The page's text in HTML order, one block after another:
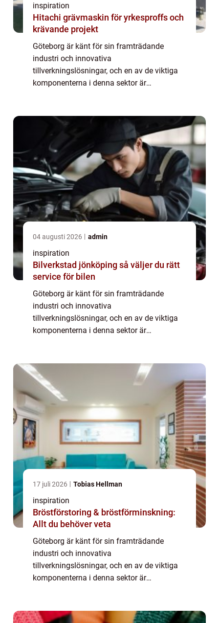
inspiration
Hitachi grävmaskin för yrkesproffs och
krävande projekt
Göteborg är känt för sin framträdande
industri och innovativa
tillverkningslösningar, och en av de viktiga
komponenterna i denna sektor är
04 augusti 2026 admin
inspiration
Bilverkstad jönköping så väljer du rätt
service för bilen
Göteborg är känt för sin framträdande
industri och innovativa
tillverkningslösningar, och en av de viktiga
komponenterna i denna sektor är
17 juli 2026 Tobias Hellman
inspiration
Bröstförstoring & bröstförminskning:
Allt du behöver veta
Göteborg är känt för sin framträdande
industri och innovativa
tillverkningslösningar, och en av de viktiga
komponenterna i denna sektor är